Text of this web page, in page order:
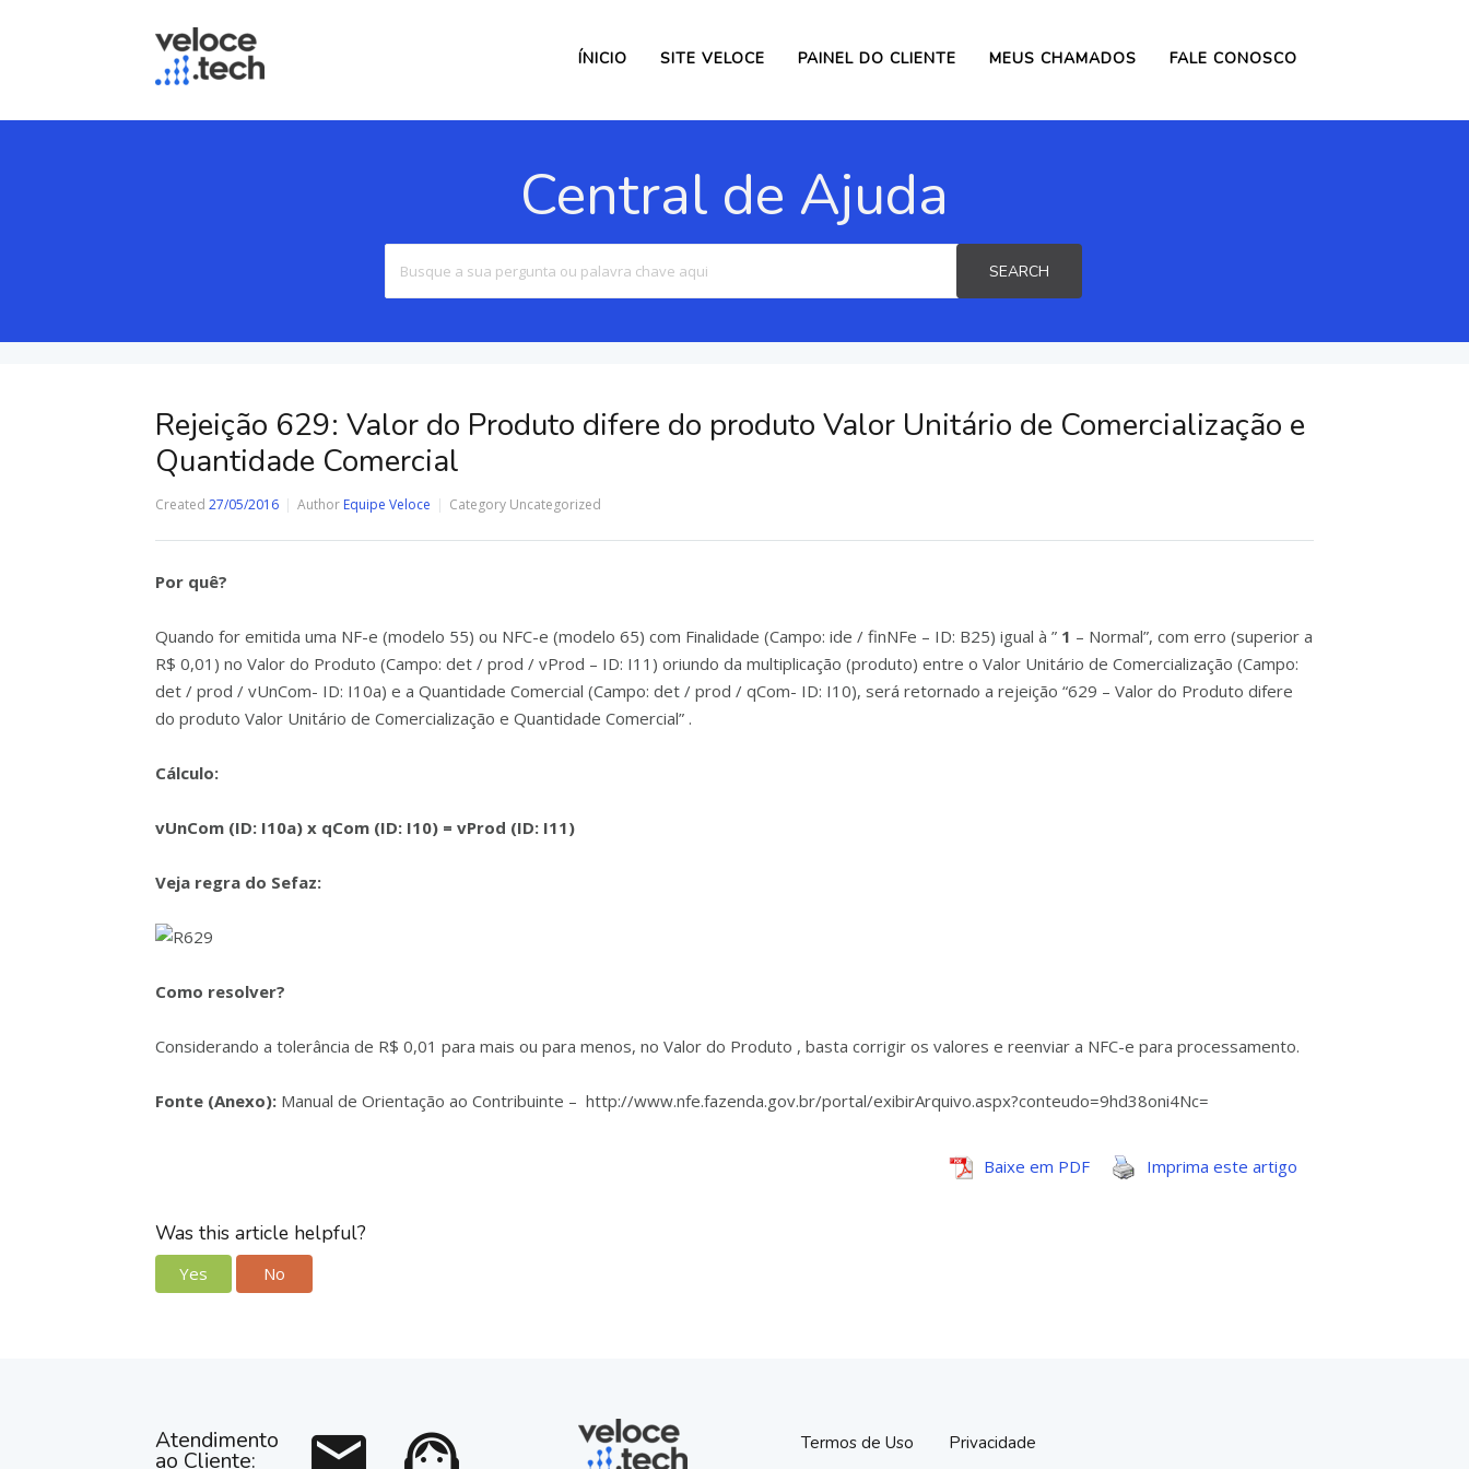
ÍNICIO SITE VELOCE PAINEL DO CLIENTE MEUS CHAMADOS FALE CONOSCO
Central de Ajuda
SEARCH
Rejeição 629: Valor do Produto difere do produto Valor Unitário de Comercialização e
Quantidade Comercial
Created 27/05/2016 Author Equipe Veloce Category Uncategorized
Por quê?
Quando for emitida uma NF-e (modelo 55) ou NFC-e (modelo 65) com Finalidade (Campo: ide / finNFe – ID: B25) igual à ” 1 – Normal”, com erro (superior a
R$ 0,01) no Valor do Produto (Campo: det / prod / vProd – ID: I11) oriundo da multiplicação (produto) entre o Valor Unitário de Comercialização (Campo:
det / prod / vUnCom- ID: I10a) e a Quantidade Comercial (Campo: det / prod / qCom- ID: I10), será retornado a rejeição “629 – Valor do Produto difere
do produto Valor Unitário de Comercialização e Quantidade Comercial” .
Cálculo:
vUnCom (ID: I10a) x qCom (ID: I10) = vProd (ID: I11)
Veja regra do Sefaz:
Como resolver?
Considerando a tolerância de R$ 0,01 para mais ou para menos, no Valor do Produto , basta corrigir os valores e reenviar a NFC-e para processamento.
Fonte (Anexo): Manual de Orientação ao Contribuinte – http://www.nfe.fazenda.gov.br/portal/exibirArquivo.aspx?conteudo=9hd38oni4Nc=
Baixe em PDF Imprima este artigo
Was this article helpful?
Yes No
Atendimento
ao Cliente:
Termos de Uso Privacidade